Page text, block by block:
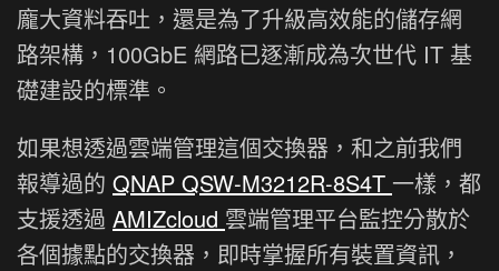
龐大資料吞吐，還是為了升級高效能的儲存網
路架構，100GbE 網路已逐漸成為次世代 IT 基
礎建設的標準。
如果想透過雲端管理這個交換器，和之前我們
報導過的 QNAP QSW-M3212R-8S4T 一樣，都
支援透過 AMIZcloud 雲端管理平台監控分散於
各個據點的交換器，即時掌握所有裝置資訊，